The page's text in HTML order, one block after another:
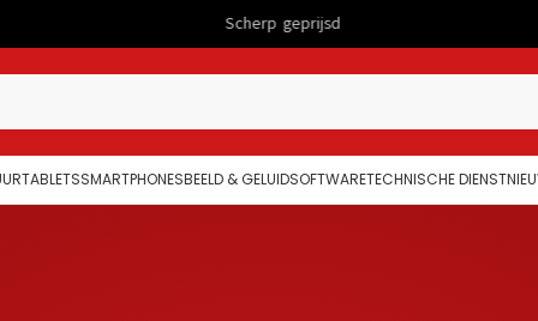
TABLETSSMARTPHONESBEELD & GELUIDSOFTWARETECHNISCHE DIENST